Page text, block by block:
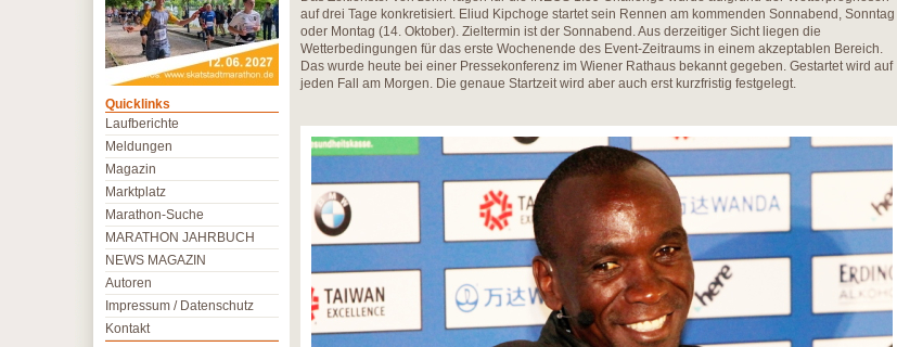
auf drei Tage konkretisiert. Eliud Kipchoge startet sein Rennen am kommenden Sonnabend, Sonntag
oder Montag (14. Oktober). Zieltermin ist der Sonnabend. Aus derzeitiger Sicht liegen die
Wetterbedingungen für das erste Wochenende des Event-Zeitraums in einem akzeptablen Bereich.
Das wurde heute bei einer Pressekonferenz im Wiener Rathaus bekannt gegeben. Gestartet wird auf
jeden Fall am Morgen. Die genaue Startzeit wird aber auch erst kurzfristig festgelegt.
Quicklinks
Laufberichte
Meldungen
Magazin
Marktplatz
Marathon-Suche
MARATHON JAHRBUCH
NEWS MAGAZIN
Autoren
Impressum / Datenschutz
Kontakt